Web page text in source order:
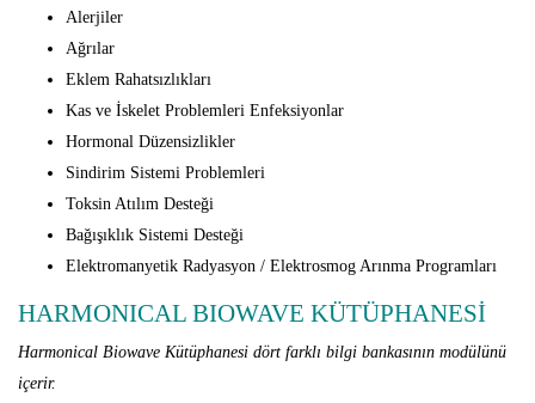
Alerjiler
Ağrılar
Eklem Rahatsızlıkları
Kas ve İskelet Problemleri Enfeksiyonlar
Hormonal Düzensizlikler
Sindirim Sistemi Problemleri
Toksin Atılım Desteği
Bağışıklık Sistemi Desteği
Elektromanyetik Radyasyon / Elektrosmog Arınma Programları
HARMONICAL BIOWAVE KÜTÜPHANESİ
Harmonical Biowave Kütüphanesi dört farklı bilgi bankasının modülünü
içerir.